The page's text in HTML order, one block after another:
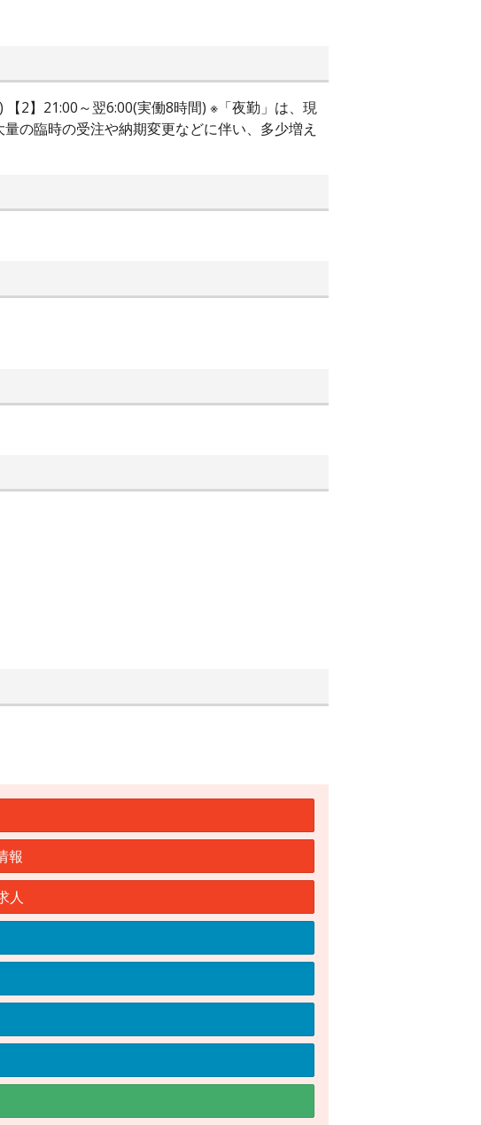
2】21:00～翌6:00(実働8時間) ※「夜勤」は、現
の臨時の受注や納期変更などに伴い、多少増え
報
人